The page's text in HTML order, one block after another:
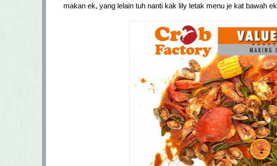
makan ek, yang lelain tuh nanti kak lily letak menu je kat bawah ek